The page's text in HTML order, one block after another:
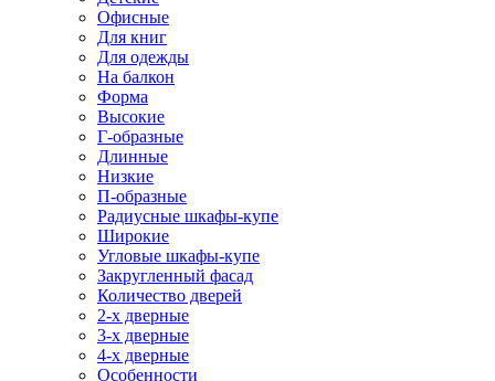
Офисные
Для книг
Для одежды
На балкон
Форма
Высокие
Г-образные
Длинные
Низкие
П-образные
Радиусные шкафы-купе
Широкие
Угловые шкафы-купе
Закругленный фасад
Количество дверей
2-х дверные
3-х дверные
4-х дверные
Особенности